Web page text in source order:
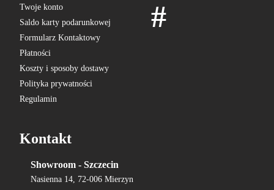
Twoje konto
Saldo karty podarunkowej
Formularz Kontaktowy
Płatności
Koszty i sposoby dostawy
Polityka prywatności
Regulamin
Kontakt
Showroom - Szczecin
Nasienna 14, 72-006 Mierzyn